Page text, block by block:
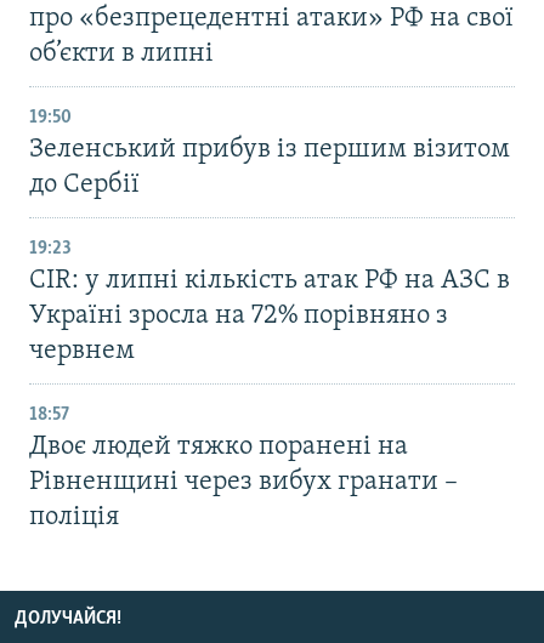
про «безпрецедентні атаки» РФ на свої
об’єкти в липні
19:50
Зеленський прибув із першим візитом
до Сербії
19:23
CIR: у липні кількість атак РФ на АЗС в
Україні зросла на 72% порівняно з
червнем
18:57
Двоє людей тяжко поранені на
Рівненщині через вибух гранати –
поліція
ДОЛУЧАЙСЯ!